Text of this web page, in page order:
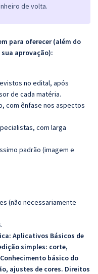
de volta.
para oferecer (além do
aprovação):
no edital, após
de cada matéria.
com ênfase nos aspectos
com larga
padrão (imagem e
(não necessariamente
Aplicativos Básicos de
simples: corte,
básico do
ajustes de cores. Direitos